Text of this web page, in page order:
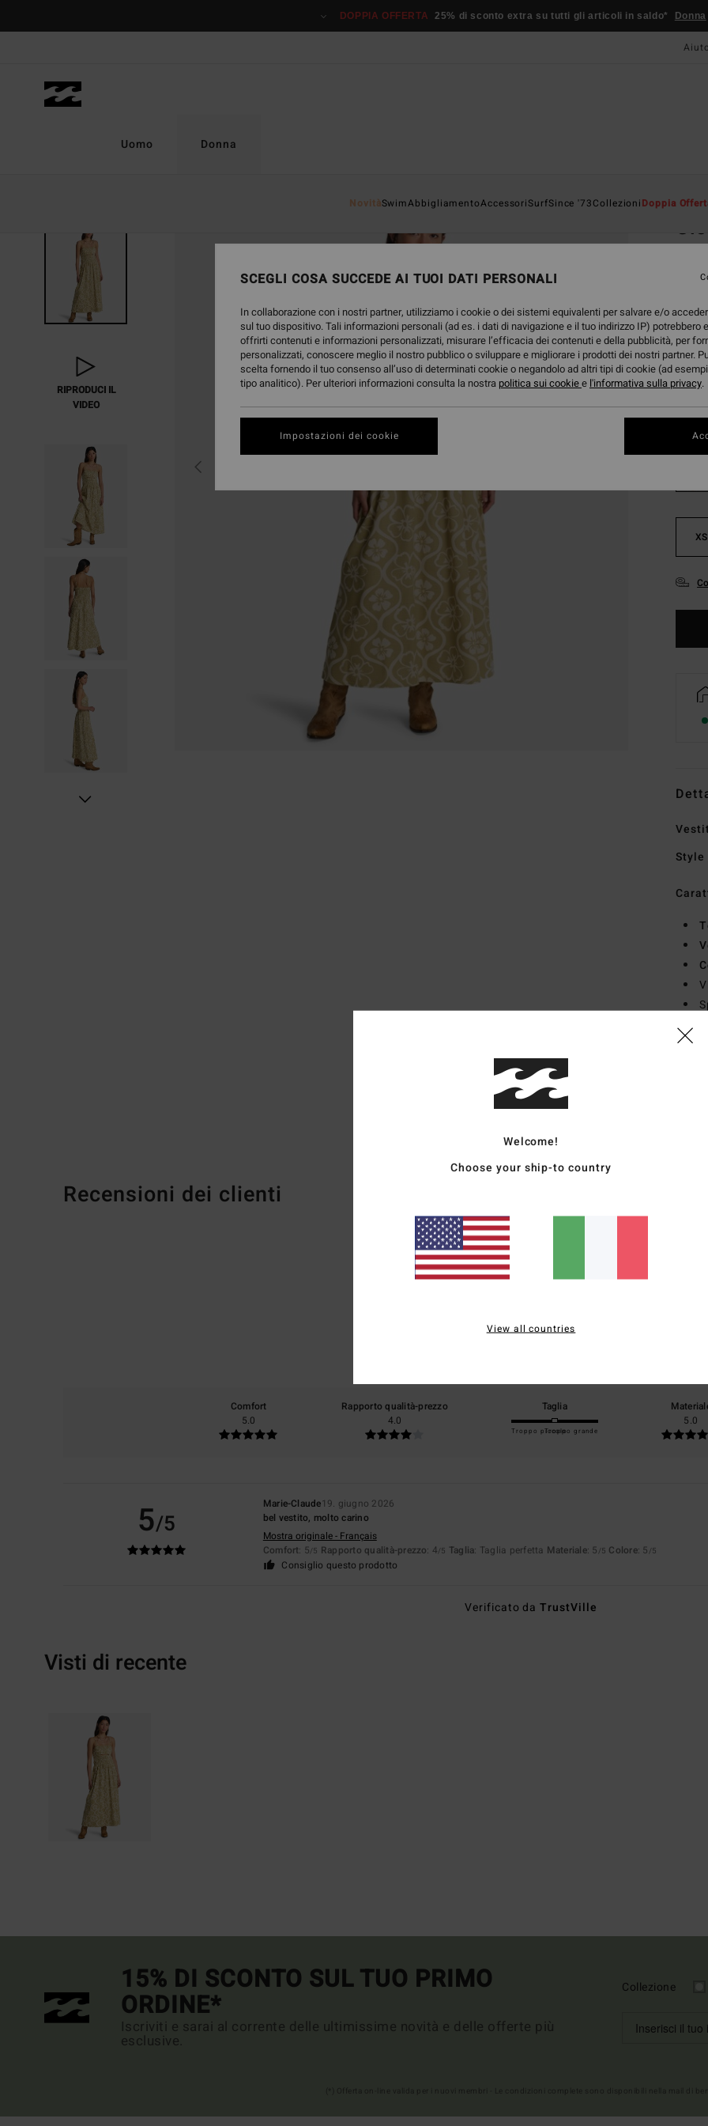
prodotto
DOPPIA OFFERTA 25% di sconto extra su tutti gli articoli in saldo* Donna
Uomo Donna
NovitàSwimAbbigliamentoAccessoriSurfSince '73CollezioniDoppia
RIPRODUCI IL
VIDEO
XS
Style
Recensioni dei clienti
Punteggio medio
5.0
Comfort
5.0
Rapporto qualità-prezzo
4.0
Taglia
Troppo piccoloTroppo grande
5.0
5/5
Marie-Claude19. giugno 2026
bel vestito, molto carino
Mostra originale - Français
Comfort: 5/5 Rapporto qualità-prezzo: 4/5 Taglia: Taglia perfetta Materiale: 5 /5 Colore: 5 /5
Consiglio questo prodotto
Verificato daTrustVille
Visti di recente
15% DI SCONTO SUL TUO PRIMO
ORDINE*
Iscriviti e sarai al corrente delle ultimissime novità e delle offerte più
esclusive.
Collezione
Welcome!
Choose your ship-to country
View all countries
SCEGLI COSA SUCCEDE AI TUOI DATI PERSONALI
In collaborazione con i nostri partner, utilizziamo i cookie o dei sistemi equivalenti per salvare e/o
sul tuo dispositivo. Tali informazioni personali (ad es. i dati di navigazione e il tuo indirizzo IP) potrebbero
offrirti contenuti e informazioni personalizzati, misurare l’efficacia dei contenuti e della pubblicità, per
personalizzati, conoscere meglio il nostro pubblico o sviluppare e migliorare i prodotti dei nostri partner.
scelta fornendo il tuo consenso all’uso di determinati cookie o negandolo ad altri tipi di cookie (ad
tipo analitico). Per ulteriori informazioni consulta la nostra politica sui cookiee l'informativa sulla privacy.
Impostazioni dei cookie